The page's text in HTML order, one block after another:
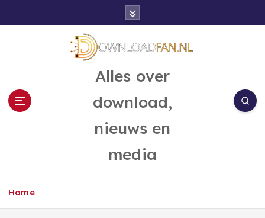
Alles over
download,
nieuws en
media
Home